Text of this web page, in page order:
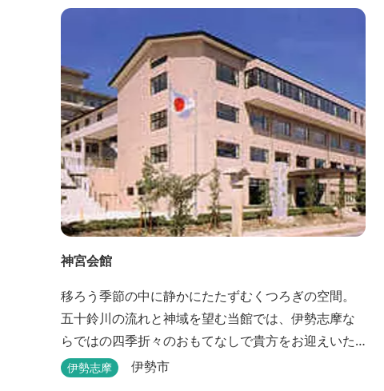
神宮会館
移ろう季節の中に静かにたたずむくつろぎの空間。
五十鈴川の流れと神域を望む当館では、伊勢志摩な
らではの四季折々のおもてなしで貴方をお迎えいた
します。伊勢神宮（内宮）に歩いて５分。早朝参拝
伊勢志摩 伊勢市